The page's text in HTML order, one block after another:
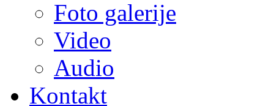
Foto galerije
Video
Audio
Kontakt